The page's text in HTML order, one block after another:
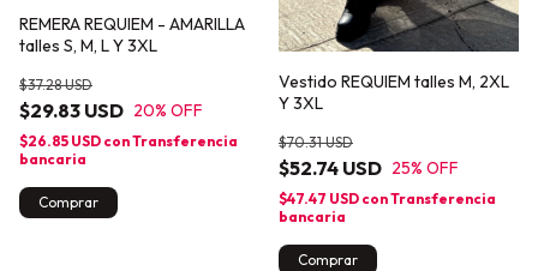
REMERA REQUIEM - AMARILLA
talles S, M, L Y 3XL
$29.83 USD
$37.28 USD
20% OFF
$26.85 USD conTransferencia
bancaria
Comprar
Vestido REQUIEM talles M, 2XL
Y 3XL
$52.74 USD
$70.31 USD
25% OFF
$47.47 USD conTransferencia
bancaria
Comprar